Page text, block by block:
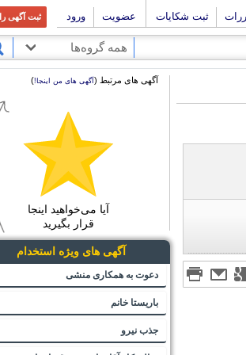
ثبت شکایات عضویت ورود ثبت آگهی
همه گروه‌ها
آگهی های مرتبط (آگهی های من اینجا!)
آیا می‌خواهید اینجا
قرار بگیرید
آگهی های ویژه استخدام
دعوت به همکاری منشی
باریستا خانم
جذب نیرو